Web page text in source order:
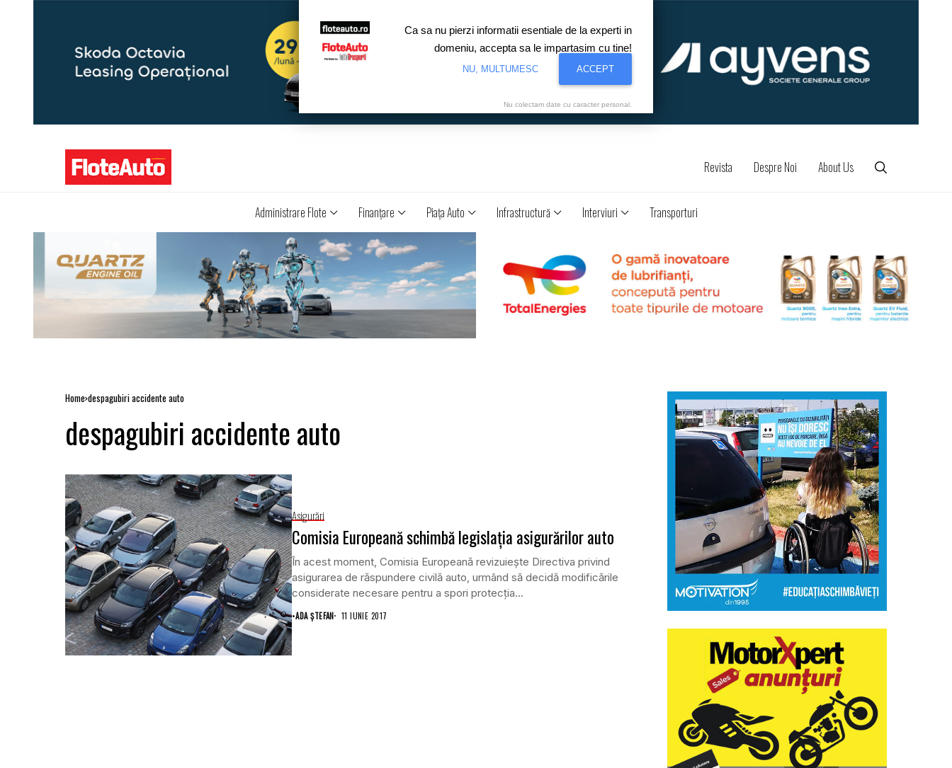
Revista Despre Noi About Us
Administrare Flote Finanţare Piaţa Auto Infrastructură Interviuri Transporturi
Home despagubiri accidente auto
despagubiri accidente auto
Asigurări
Comisia Europeană schimbă legislaţia asigurărilor auto
În acest moment, Comisia Europeană revizuieşte Directiva privind
asigurarea de răspundere civilă auto, urmând să decidă modificările
considerate necesare pentru a spori protecţia...
•ADA ȘTEFAN 11 IUNIE 2017
Ca sa nu pierzi informatii esentiale de la experti in
domeniu, accepta sa le impartasim cu tine!
NU, MULTUMESC ACCEPT
Nu colectam date cu caracter personal.